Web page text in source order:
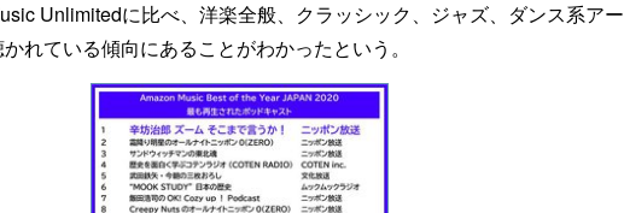
Unlimitedに比べ、洋楽全般、クラッシック、ジャズ、ダンス系アー
れている傾向にあることがわかったという。